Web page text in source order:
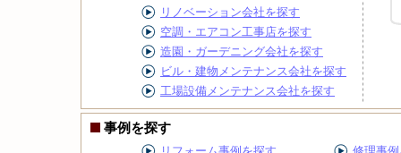
リノベーション会社を探す
空調・エアコン工事店を探す
造園・ガーデニング会社を探す
ビル・建物メンテナンス会社を探す
工場設備メンテナンス会社を探す
事例を探す
リフォーム事例を探す 修理事